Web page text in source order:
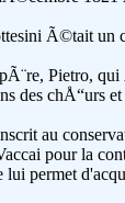
Ã©tait un
Pietro,
des chÅ“urs
au
pour la
lui permet